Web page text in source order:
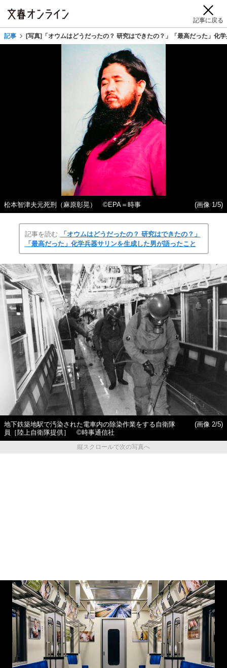
記事に戻る
記事 [写真]「オウムはどうだったの？ 研究はできたの？」「最高だった」化
松本智津夫元死刑（麻原彰晃） ©EPA＝時事 (画像 1/5)
記事を読む
「オウムはどうだったの？ 研究はできたの？」
「最高だった」化学兵器サリンを生成した男が語ったこと
地下鉄築地駅で汚染された電車内の除染作業をする自衛隊
員［陸上自衛隊提供］ ©時事通信社
(画像 2/5)
縦スクロールで次の写真へ